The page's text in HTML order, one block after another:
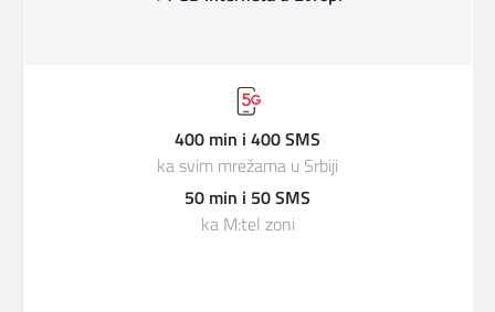
400 min i 400 SMS
ka svim mrežama u Srbiji
50 min i 50 SMS
ka M:tel zoni